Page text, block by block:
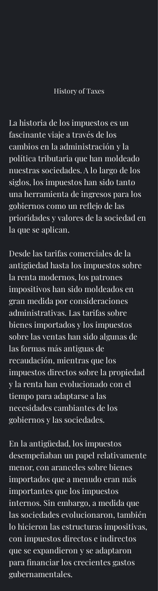
History of Taxes
La historia de los impuestos es un
fascinante viaje a través de los
cambios en la administración y la
política tributaria que han moldeado
nuestras sociedades. A lo largo de los
siglos, los impuestos han sido tanto
una herramienta de ingresos para los
gobiernos como un reflejo de las
prioridades y valores de la sociedad en
la que se aplican.
Desde las tarifas comerciales de la
antigüedad hasta los impuestos sobre
la renta modernos, los patrones
impositivos han sido moldeados en
gran medida por consideraciones
administrativas. Las tarifas sobre
bienes importados y los impuestos
sobre las ventas han sido algunas de
las formas más antiguas de
recaudación, mientras que los
impuestos directos sobre la propiedad
y la renta han evolucionado con el
tiempo para adaptarse a las
necesidades cambiantes de los
gobiernos y las sociedades.
En la antigüedad, los impuestos
desempeñaban un papel relativamente
menor, con aranceles sobre bienes
importados que a menudo eran más
importantes que los impuestos
internos. Sin embargo, a medida que
las sociedades evolucionaron, también
lo hicieron las estructuras impositivas,
con impuestos directos e indirectos
que se expandieron y se adaptaron
para financiar los crecientes gastos
gubernamentales.